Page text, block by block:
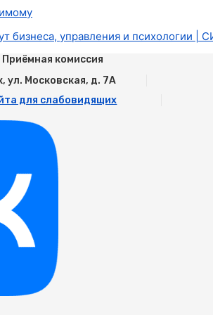
бизнеса, управления и психологии |
комиссия
ул. Московская, д. 7А
для слабовидящих